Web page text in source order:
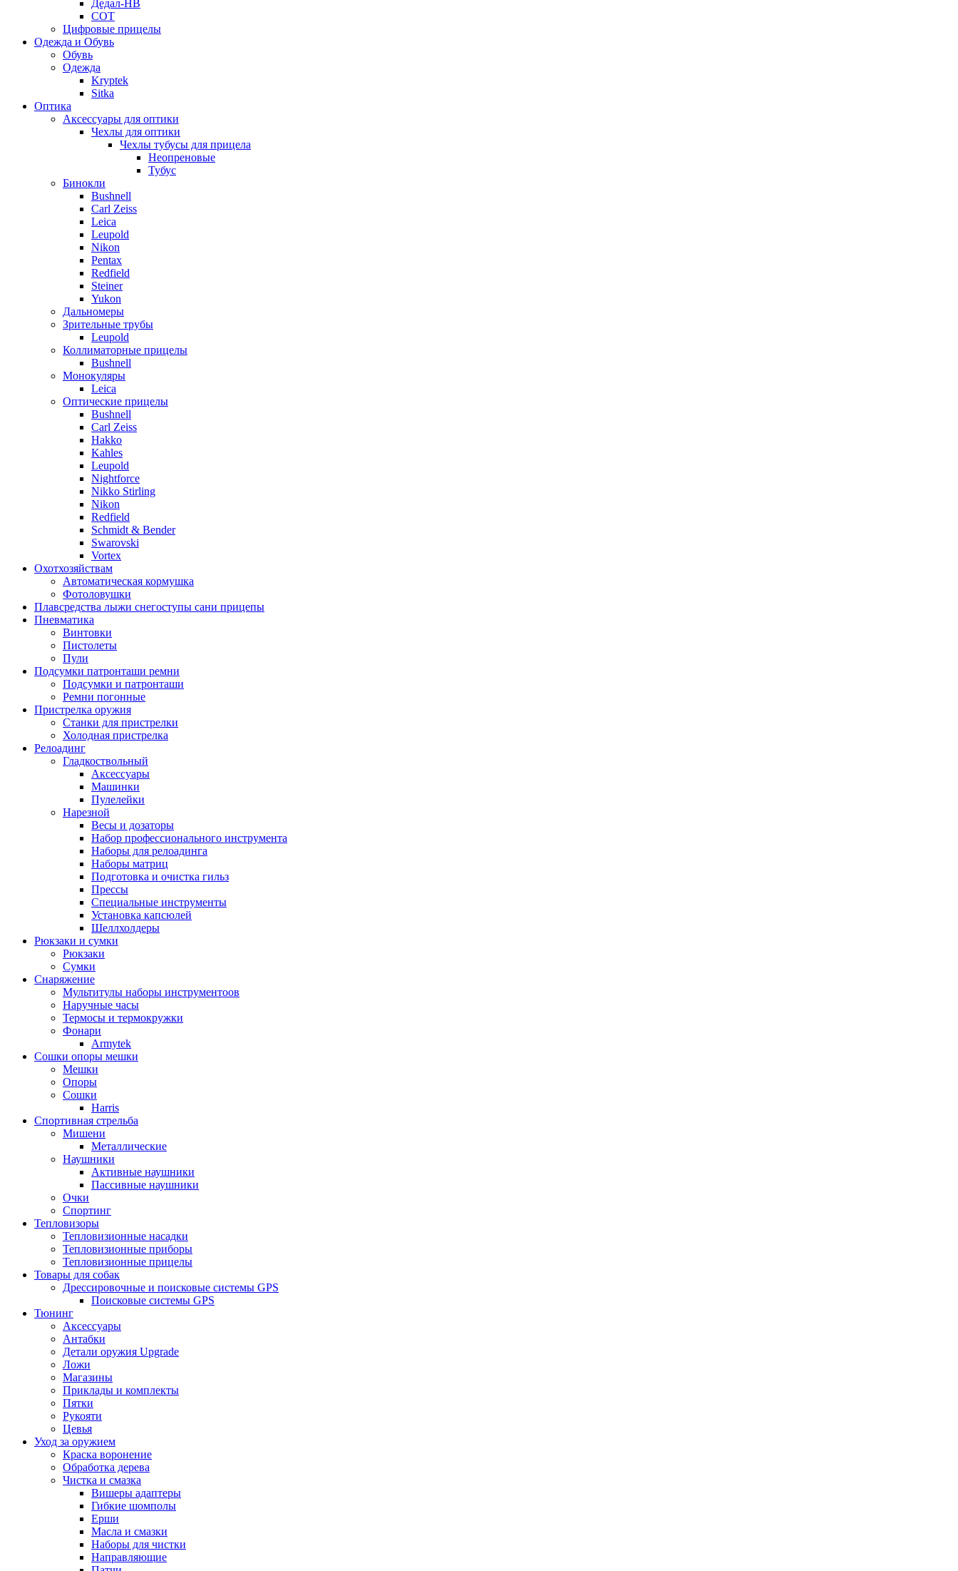
Дедал-НВ
СОТ
Цифровые прицелы
Одежда и Обувь
Обувь
Одежда
Kryptek
Sitka
Оптика
Аксессуары для оптики
Чехлы для оптики
Чехлы тубусы для прицела
Неопреновые
Тубус
Бинокли
Bushnell
Carl Zeiss
Leica
Leupold
Nikon
Pentax
Redfield
Steiner
Yukon
Дальномеры
Зрительные трубы
Leupold
Коллиматорные прицелы
Bushnell
Монокуляры
Leica
Оптические прицелы
Bushnell
Carl Zeiss
Hakko
Kahles
Leupold
Nightforce
Nikko Stirling
Nikon
Redfield
Schmidt & Bender
Swarovski
Vortex
Охотхозяйствам
Автоматическая кормушка
Фотоловушки
Плавсредства лыжи снегоступы сани прицепы
Пневматика
Винтовки
Пистолеты
Пули
Подсумки патронташи ремни
Подсумки и патронташи
Ремни погонные
Пристрелка оружия
Станки для пристрелки
Холодная пристрелка
Релоадинг
Гладкоствольный
Аксессуары
Машинки
Пулелейки
Нарезной
Весы и дозаторы
Набор профессионального инструмента
Наборы для релоадинга
Наборы матриц
Подготовка и очистка гильз
Прессы
Специальные инструменты
Установка капсюлей
Шеллхолдеры
Рюкзаки и сумки
Рюкзаки
Сумки
Снаряжение
Мультитулы наборы инструментоов
Наручные часы
Термосы и термокружки
Фонари
Armytek
Сошки опоры мешки
Мешки
Опоры
Сошки
Harris
Спортивная стрельба
Мишени
Металлические
Наушники
Активные наушники
Пассивные наушники
Очки
Спортинг
Тепловизоры
Тепловизионные насадки
Тепловизионные приборы
Тепловизионные прицелы
Товары для собак
Дрессировочные и поисковые системы GPS
Поисковые системы GPS
Тюнинг
Аксессуары
Антабки
Детали оружия Upgrade
Ложи
Магазины
Приклады и комплекты
Пятки
Рукояти
Цевья
Уход за оружием
Краска воронение
Обработка дерева
Чистка и смазка
Вишеры адаптеры
Гибкие шомполы
Ерши
Масла и смазки
Наборы для чистки
Направляющие